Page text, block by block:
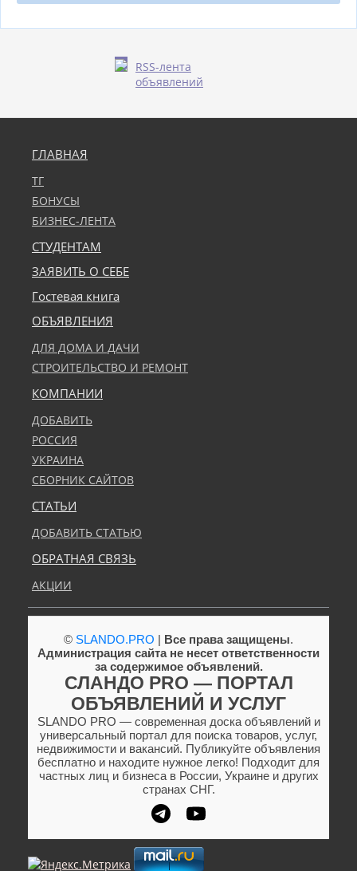
RSS-лента
объявлений
ГЛАВНАЯ
ТГ
БОНУСЫ
БИЗНЕС-ЛЕНТА
СТУДЕНТАМ
ЗАЯВИТЬ О СЕБЕ
Гостевая книга
ОБЪЯВЛЕНИЯ
ДЛЯ ДОМА И ДАЧИ
СТРОИТЕЛЬСТВО И РЕМОНТ
КОМПАНИИ
ДОБАВИТЬ
РОССИЯ
УКРАИНА
СБОРНИК САЙТОВ
СТАТЬИ
ДОБАВИТЬ СТАТЬЮ
ОБРАТНАЯ СВЯЗЬ
АКЦИИ
© SLANDO.PRO | Все права защищены.
Администрация сайта не несет ответственности
за содержимое объявлений.
СЛАНДО PRO — ПОРТАЛ
ОБЪЯВЛЕНИЙ И УСЛУГ
SLANDO PRO — современная доска объявлений и
универсальный портал для поиска товаров, услуг,
недвижимости и вакансий. Публикуйте объявления
бесплатно и находите нужное легко! Подходит для
частных лиц и бизнеса в России, Украине и других
странах СНГ.